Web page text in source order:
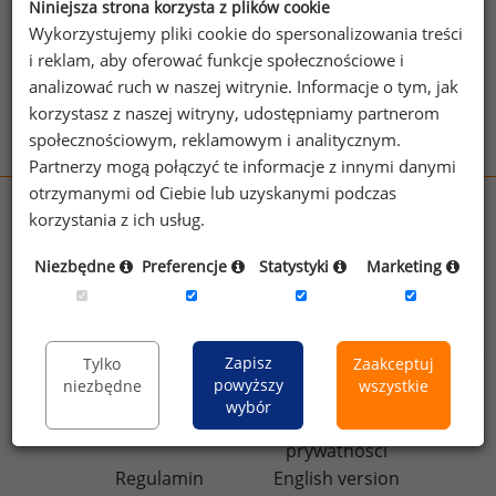
Patrz też: Formy wynagradzania
Indywidualne formy
wynagrodzeń
Zobacz więcej haseł
wynagrodzenia.pl
rynekpracy.pl
raportyplacowe.pl
HR.pl wskazniki
Sklep
Kontakt
Dla mediów
Polityka
prywatności
Regulamin
English version
Niniejsza strona korzysta z plików cookie
Wykorzystujemy pliki cookie do spersonalizowania treści
i reklam, aby oferować funkcje społecznościowe i
analizować ruch w naszej witrynie. Informacje o tym, jak
korzystasz z naszej witryny, udostępniamy partnerom
społecznościowym, reklamowym i analitycznym.
Partnerzy mogą połączyć te informacje z innymi danymi
otrzymanymi od Ciebie lub uzyskanymi podczas
korzystania z ich usług.
Niezbędne Preferencje Statystyki Marketing
Tylko
niezbędne
Zapisz
powyższy
wybór
Zaakceptuj
wszystkie